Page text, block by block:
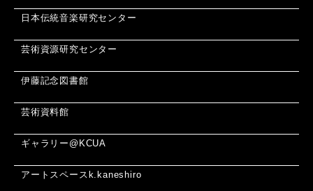
日本伝統音楽研究センター
芸術資源研究センター
伊藤記念図書館
芸術資料館
ギャラリー@KCUA
アートスペースk.kaneshiro